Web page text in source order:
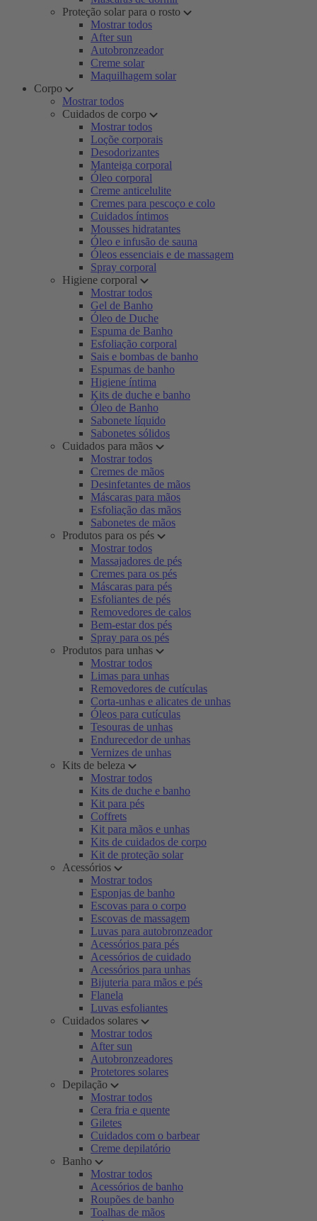
Proteção solar para o rosto
Mostrar todos
After sun
Autobronzeador
Creme solar
Maquilhagem solar
Corpo
Mostrar todos
Cuidados de corpo
Mostrar todos
Loçõe corporais
Desodorizantes
Manteiga corporal
Óleo corporal
Creme anticelulite
Cremes para pescoço e colo
Cuidados íntimos
Mousses hidratantes
Óleo e infusão de sauna
Óleos essenciais e de massagem
Spray corporal
Higiene corporal
Mostrar todos
Gel de Banho
Óleo de Duche
Espuma de Banho
Esfoliação corporal
Sais e bombas de banho
Espumas de banho
Higiene íntima
Kits de duche e banho
Óleo de Banho
Sabonete líquido
Sabonetes sólidos
Cuidados para mãos
Mostrar todos
Cremes de mãos
Desinfetantes de mãos
Máscaras para mãos
Esfoliação das mãos
Sabonetes de mãos
Produtos para os pés
Mostrar todos
Massajadores de pés
Cremes para os pés
Máscaras para pés
Esfoliantes de pés
Removedores de calos
Bem-estar dos pés
Spray para os pés
Produtos para unhas
Mostrar todos
Limas para unhas
Removedores de cutículas
Corta-unhas e alicates de unhas
Óleos para cutículas
Tesouras de unhas
Endurecedor de unhas
Vernizes de unhas
Kits de beleza
Mostrar todos
Kits de duche e banho
Kit para pés
Coffrets
Kit para mãos e unhas
Kits de cuidados de corpo
Kit de proteção solar
Acessórios
Mostrar todos
Esponjas de banho
Escovas para o corpo
Escovas de massagem
Luvas para autobronzeador
Acessórios para pés
Acessórios de cuidado
Acessórios para unhas
Bijuteria para mãos e pés
Flanela
Luvas esfoliantes
Cuidados solares
Mostrar todos
After sun
Autobronzeadores
Protetores solares
Depilação
Mostrar todos
Cera fria e quente
Giletes
Cuidados com o barbear
Creme depilatório
Banho
Mostrar todos
Acessórios de banho
Roupões de banho
Toalhas de mãos